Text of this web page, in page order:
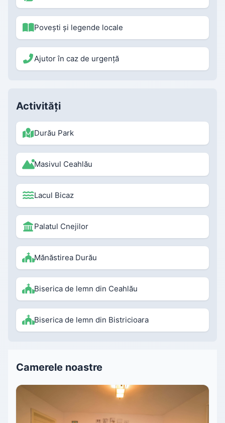
Povești și legende locale
Ajutor în caz de urgență
Activități
Durău Park
Masivul Ceahlău
Lacul Bicaz
Palatul Cnejilor
Mănăstirea Durău
Biserica de lemn din Ceahlău
Biserica de lemn din Bistricioara
Camerele noastre